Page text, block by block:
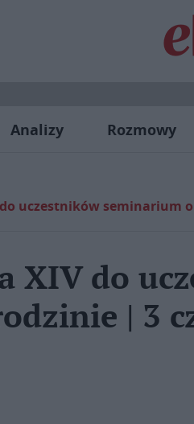
Analizy Rozmowy
do uczestników seminarium
XIV do
| 3